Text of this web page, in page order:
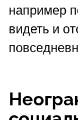
например
видеть и